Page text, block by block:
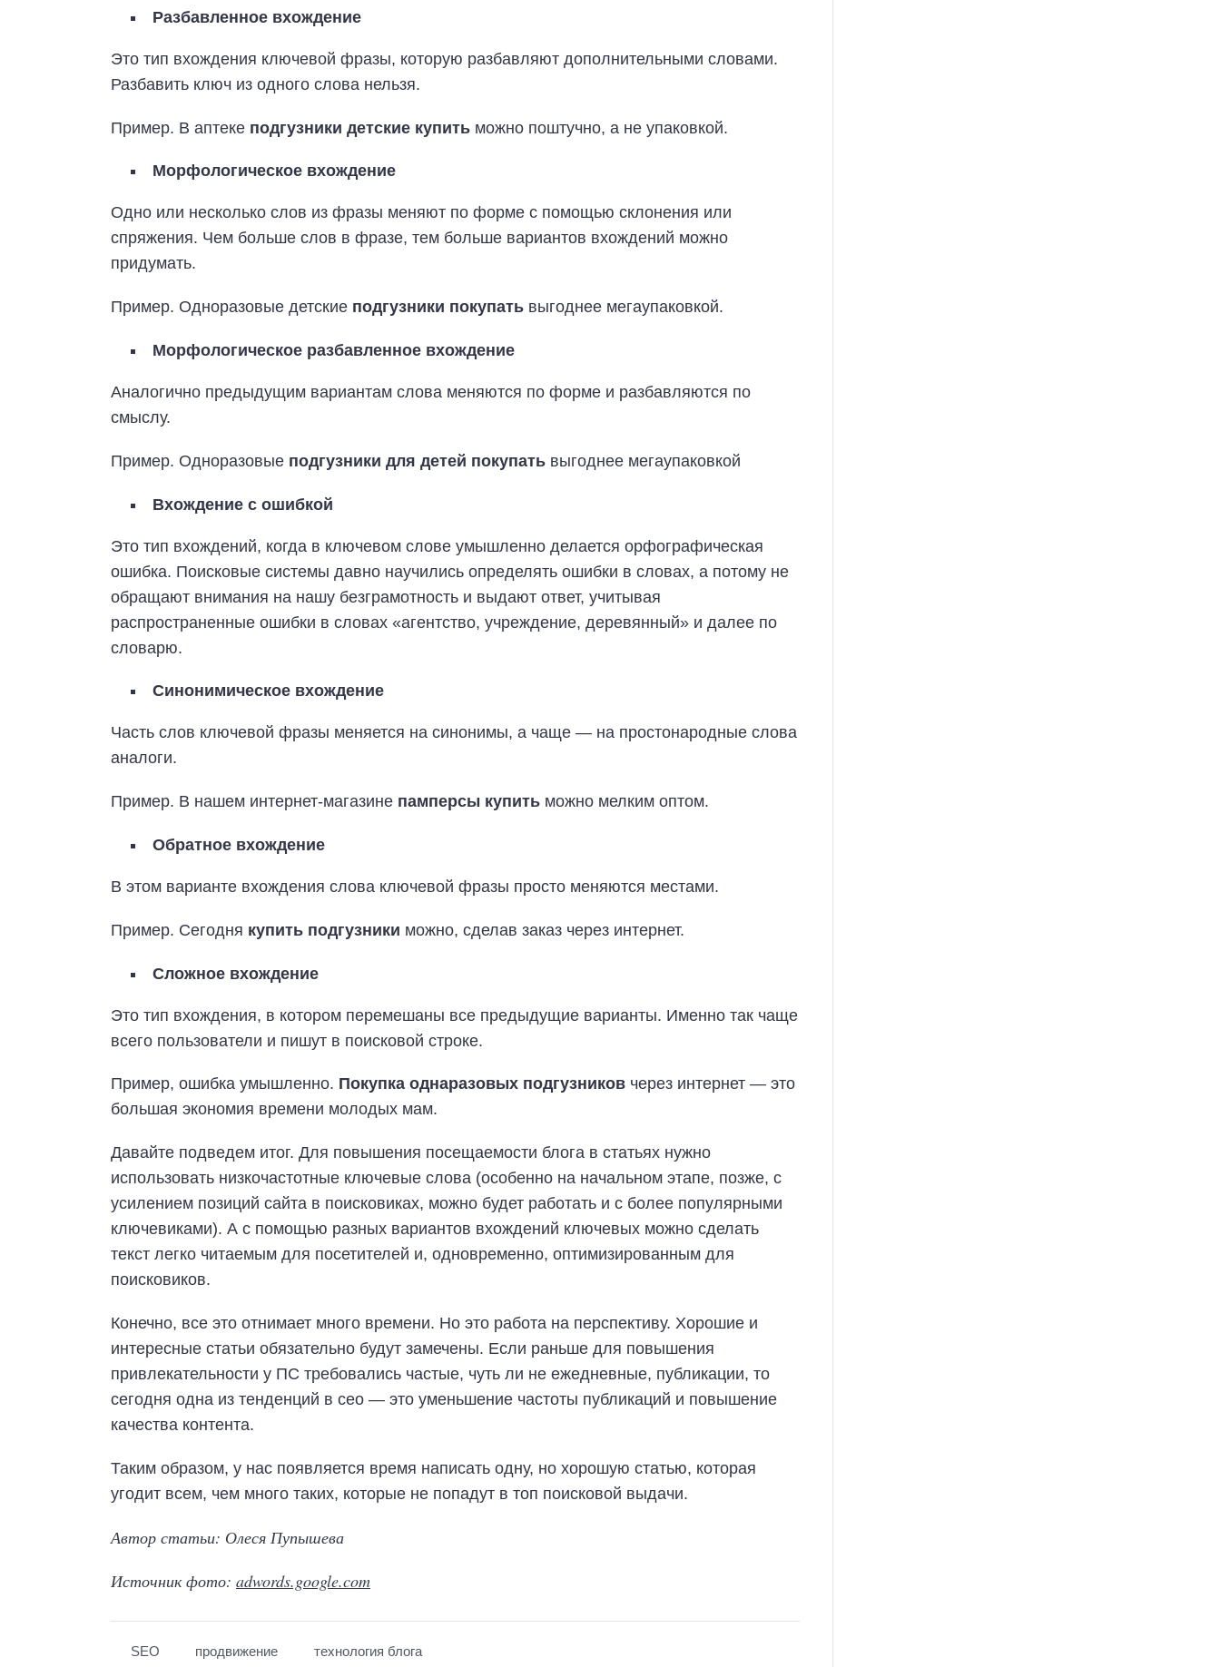
Разбавленное вхождение
Это тип вхождения ключевой фразы, которую разбавляют дополнительными словами.
Разбавить ключ из одного слова нельзя.
Пример. В аптеке подгузники детские купить можно поштучно, а не упаковкой.
Морфологическое вхождение
Одно или несколько слов из фразы меняют по форме с помощью склонения или
спряжения. Чем больше слов в фразе, тем больше вариантов вхождений можно
придумать.
Пример. Одноразовые детские подгузники покупать выгоднее мегаупаковкой.
Морфологическое разбавленное вхождение
Аналогично предыдущим вариантам слова меняются по форме и разбавляются по
смыслу.
Пример. Одноразовые подгузники для детей покупать выгоднее мегаупаковкой
Вхождение с ошибкой
Это тип вхождений, когда в ключевом слове умышленно делается орфографическая
ошибка. Поисковые системы давно научились определять ошибки в словах, а потому не
обращают внимания на нашу безграмотность и выдают ответ, учитывая
распространенные ошибки в словах «агентство, учреждение, деревянный» и далее по
словарю.
Синонимическое вхождение
Часть слов ключевой фразы меняется на синонимы, а чаще — на простонародные слова
аналоги.
Пример. В нашем интернет-магазине памперсы купить можно мелким оптом.
Обратное вхождение
В этом варианте вхождения слова ключевой фразы просто меняются местами.
Пример. Сегодня купить подгузники можно, сделав заказ через интернет.
Сложное вхождение
Это тип вхождения, в котором перемешаны все предыдущие варианты. Именно так чаще
всего пользователи и пишут в поисковой строке.
Пример, ошибка умышленно. Покупка однаразовых подгузников через интернет — это
большая экономия времени молодых мам.
Давайте подведем итог. Для повышения посещаемости блога в статьях нужно
использовать низкочастотные ключевые слова (особенно на начальном этапе, позже, с
усилением позиций сайта в поисковиках, можно будет работать и с более популярными
ключевиками). А с помощью разных вариантов вхождений ключевых можно сделать
текст легко читаемым для посетителей и, одновременно, оптимизированным для
поисковиков.
Конечно, все это отнимает много времени. Но это работа на перспективу. Хорошие и
интересные статьи обязательно будут замечены. Если раньше для повышения
привлекательности у ПС требовались частые, чуть ли не ежедневные, публикации, то
сегодня одна из тенденций в сео — это уменьшение частоты публикаций и повышение
качества контента.
Таким образом, у нас появляется время написать одну, но хорошую статью, которая
угодит всем, чем много таких, которые не попадут в топ поисковой выдачи.
Автор статьи: Олеся Пупышева
Источник фото: adwords.google.com
SEO продвижение технология блога